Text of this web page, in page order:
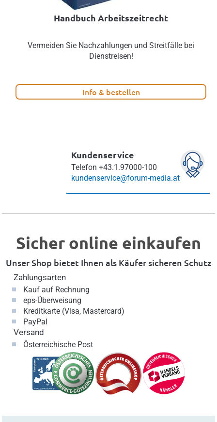
Handbuch Arbeitszeitrecht
Vermeiden Sie Nachzahlungen und Streitfälle bei
Dienstreisen!
Info & bestellen
Kundenservice
Telefon +43.1.97000-100
kundenservice@forum-media.at
Sicher online einkaufen
Unser Shop bietet Ihnen als Käufer sicheren Schutz
Zahlungsarten
Kauf auf Rechnung
eps-Überweisung
Kreditkarte (Visa, Mastercard)
PayPal
Versand
Österreichische Post